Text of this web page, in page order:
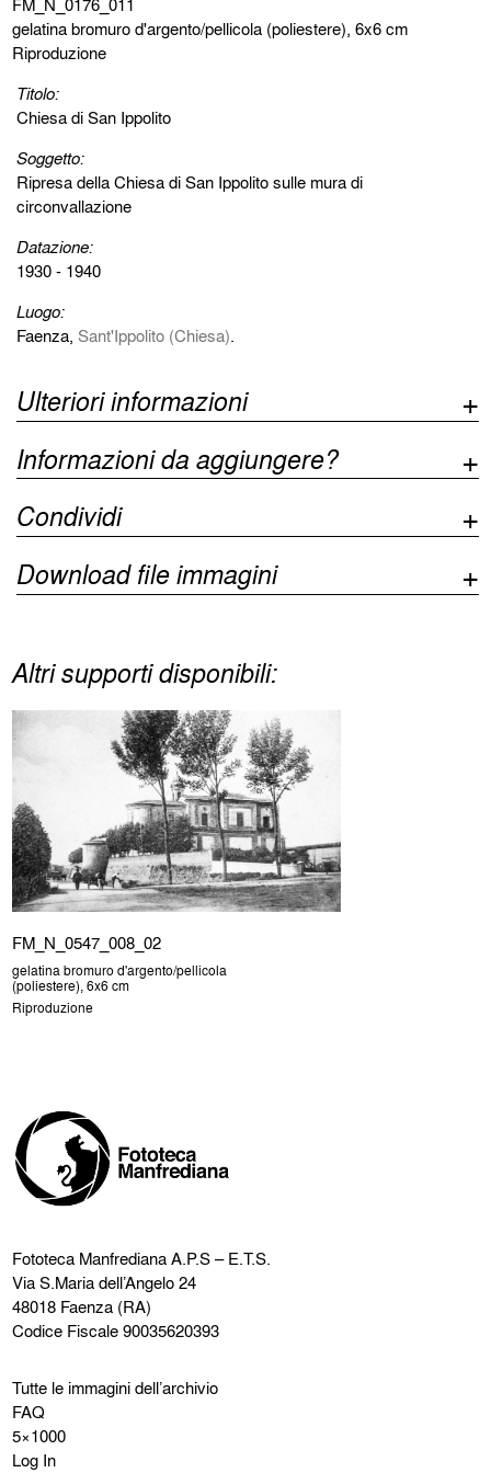
gelatina bromuro d'argento/pellicola (poliestere), 6x6 cm
Riproduzione
Titolo:
Chiesa di San Ippolito
Soggetto:
Ripresa della Chiesa di San Ippolito sulle mura di
circonvallazione
Datazione:
1930 - 1940
Luogo:
Faenza, Sant'Ippolito (Chiesa).
Ulteriori informazioni
Informazioni da aggiungere?
Condividi
Download file immagini
Altri supporti disponibili:
FM_N_0547_008_02
gelatina bromuro d'argento/pellicola
(poliestere), 6x6 cm
Riproduzione
Fototeca ManfredianaA.P.S – E.T.S.
Via S.Maria dell’Angelo 24
48018 Faenza (RA)
Codice Fiscale 90035620393
Tutte le immagini dell’archivio
FAQ
5×1000
Log In